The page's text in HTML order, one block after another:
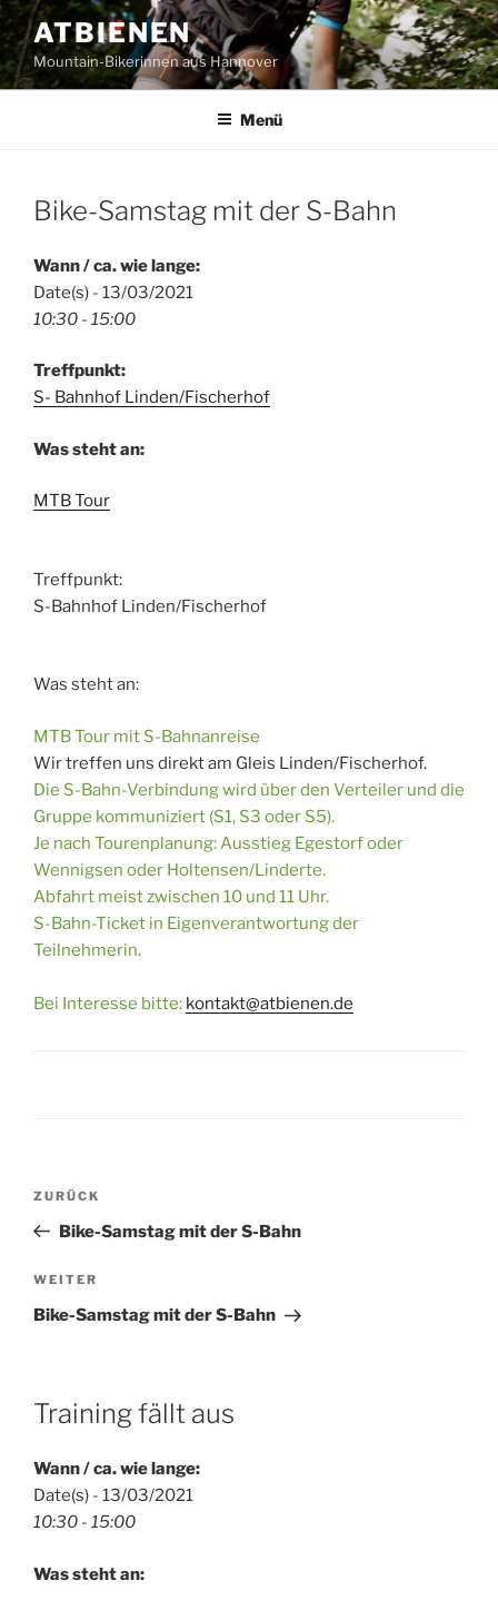
Zum
Inhalt
springen
ATBIENEN
Mountain-Bikerinnen aus Hannover
Menü
Bike-Samstag mit der S-Bahn
Wann / ca. wie lange:
Date(s) - 13/03/2021
10:30 - 15:00
Treffpunkt:
S- Bahnhof Linden/Fischerhof
Was steht an:
MTB Tour
Treffpunkt:
S-Bahnhof Linden/Fischerhof
Was steht an:
MTB Tour mit S-Bahnanreise
Wir treffen uns direkt am Gleis Linden/Fischerhof.
Die S-Bahn-Verbindung wird über den Verteiler und die
Gruppe kommuniziert (S1, S3 oder S5).
Je nach Tourenplanung: Ausstieg Egestorf oder
Wennigsen oder Holtensen/Linderte.
Abfahrt meist zwischen 10 und 11 Uhr.
S-Bahn-Ticket in Eigenverantwortung der
Teilnehmerin.
Bei Interesse bitte: kontakt@atbienen.de
Beitragsnavigation
Vorheriger
Beitrag
ZURÜCK
Bike-Samstag mit der S-Bahn
Nächster
Beitrag
WEITER
Bike-Samstag mit der S-Bahn
Training fällt aus
Wann / ca. wie lange:
Date(s) - 13/03/2021
10:30 - 15:00
Was steht an: